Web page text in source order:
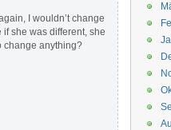
I wouldn’t change
she was different, she
change anything?